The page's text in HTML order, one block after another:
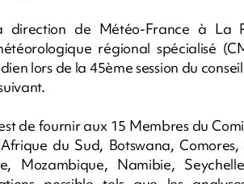
de Météo-France à La
régional spécialisé
lors de la 45ème session du
de fournir aux 15 Membres du
du Sud, Botswana, Comores,
Mozambique, Namibie,